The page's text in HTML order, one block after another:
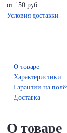
от 150 руб.
Условия доставки
О товаре
Характеристики
Гарантии на
Доставка
О товаре